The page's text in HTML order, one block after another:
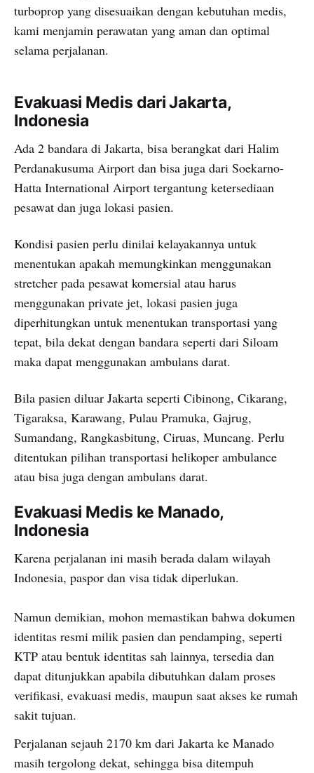
turboprop yang disesuaikan dengan kebutuhan medis,
kami menjamin perawatan yang aman dan optimal
selama perjalanan.
Evakuasi Medis dari Jakarta,
Indonesia
Ada 2 bandara di Jakarta, bisa berangkat dari Halim
Perdanakusuma Airport dan bisa juga dari Soekarno-
Hatta International Airport tergantung ketersediaan
pesawat dan juga lokasi pasien.
Kondisi pasien perlu dinilai kelayakannya untuk
menentukan apakah memungkinkan menggunakan
stretcher pada pesawat komersial atau harus
menggunakan private jet, lokasi pasien juga
diperhitungkan untuk menentukan transportasi yang
tepat, bila dekat dengan bandara seperti dari Siloam
maka dapat menggunakan ambulans darat.
Bila pasien diluar Jakarta seperti Cibinong, Cikarang,
Tigaraksa, Karawang, Pulau Pramuka, Gajrug,
Sumandang, Rangkasbitung, Ciruas, Muncang. Perlu
ditentukan pilihan transportasi helikoper ambulance
atau bisa juga dengan ambulans darat.
Evakuasi Medis ke Manado,
Indonesia
Karena perjalanan ini masih berada dalam wilayah
Indonesia, paspor dan visa tidak diperlukan.
Namun demikian, mohon memastikan bahwa dokumen
identitas resmi milik pasien dan pendamping, seperti
KTP atau bentuk identitas sah lainnya, tersedia dan
dapat ditunjukkan apabila dibutuhkan dalam proses
verifikasi, evakuasi medis, maupun saat akses ke rumah
sakit tujuan.
Perjalanan sejauh 2170 km dari Jakarta ke Manado
masih tergolong dekat, sehingga bisa ditempuh